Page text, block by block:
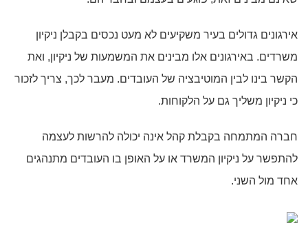
אירגונים גדולים בעיר משקיעים לא מעט נכסים בקבלן ניקיון
משרדים. באירגונים אלו מבינים את המשמעות של ניקיון, ואת
הקשר בינו לבין המוטיבציה של העובדים. מעבר לכך, צריך לזכור
כי ניקיון משליך גם על הלקוחות.
חברה המתמחה בקבלת קהל אינה יכולה להרשות לעצמה
להתפשר על ניקיון המשרד או על האופן בו העובדים מתנהגים
אחד מול השני.